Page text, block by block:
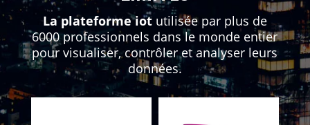
La plateforme iotutilisée par plus de
6000 professionnels dans le monde entier
pour visualiser, contrôler et analyser leurs
données.